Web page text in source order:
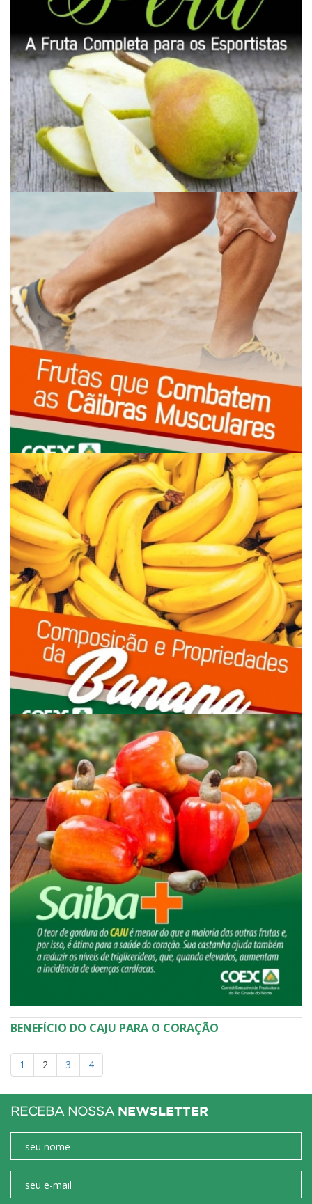
PÊRA - FRUTA COMPLETA PARA OS ESPORTISTAS
FRUTAS QUE COMBATEM AS CÃIBRAS MUSCULARES
PROPRIEDADES DA BANANA
BENEFÍCIO DO CAJU PARA O CORAÇÃO
1 2 3 4
RECEBA NOSSA NEWSLETTER